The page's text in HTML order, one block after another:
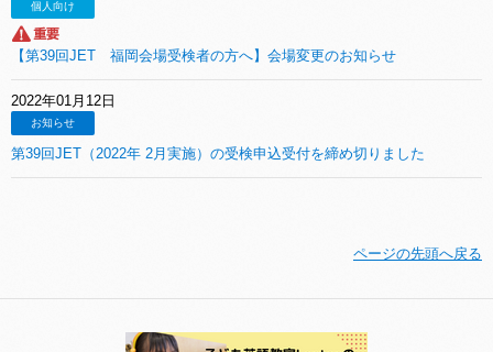
個人向け
【第39回JET 福岡会場受検者の方へ】会場変更のお知らせ
2022年01月12日
お知らせ
第39回JET（2022年 2月実施）の受検申込受付を締め切りました
ページの先頭へ戻る